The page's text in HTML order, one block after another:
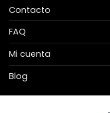
Contacto
FAQ
Mi cuenta
Blog